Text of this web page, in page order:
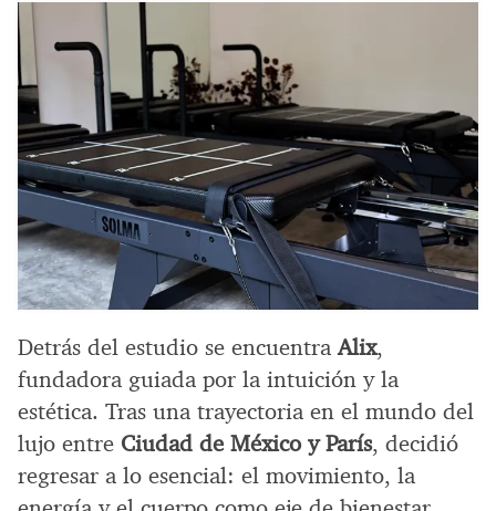
Detrás del estudio se encuentraAlix,
fundadora guiada por la intuición y la
estética. Tras una trayectoria en el mundo del
lujo entre Ciudad de México y París, decidió
regresar a lo esencial: el movimiento, la